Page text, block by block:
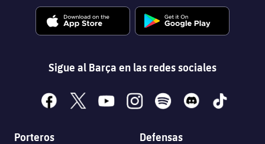
Sigue al Barça en las redes sociales
facebook
x youtubeinstagramspotify discord tiktok
Porteros Defensas